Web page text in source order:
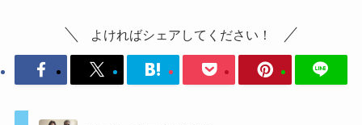
よければシェアしてください！